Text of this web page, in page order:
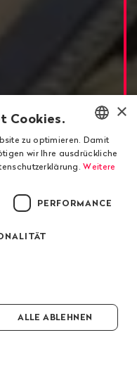
der
aus
Paradies
ENGLISH
DEUTSCH
×
Cookies.
zu optimieren. Damit
wir Ihre ausdrückliche
Weitere
PERFORMANCE
ALLE ABLEHNEN